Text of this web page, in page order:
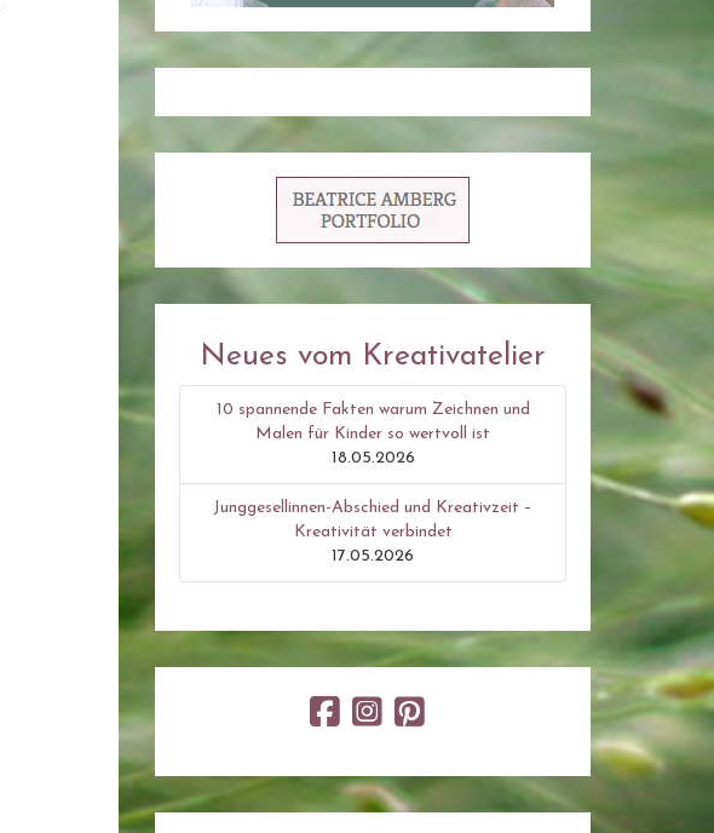
Neues vom Kreativatelier
10 spannende Fakten warum Zeichnen und
Malen für Kinder so wertvoll ist
18.05.2026
Junggesellinnen-Abschied und Kreativzeit –
Kreativität verbindet
17.05.2026